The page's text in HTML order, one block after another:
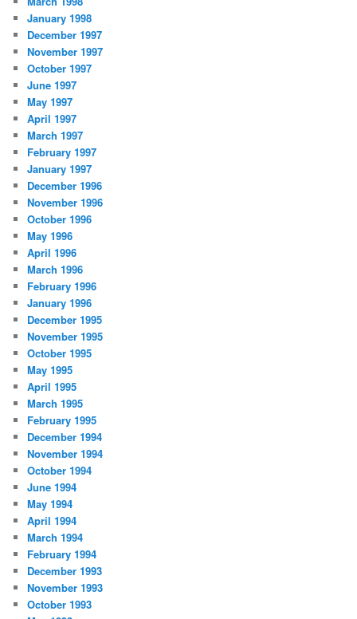
January 1998
December 1997
November 1997
October 1997
June 1997
May 1997
April 1997
March 1997
February 1997
January 1997
December 1996
November 1996
October 1996
May 1996
April 1996
March 1996
February 1996
January 1996
December 1995
November 1995
October 1995
May 1995
April 1995
March 1995
February 1995
December 1994
November 1994
October 1994
June 1994
May 1994
April 1994
March 1994
February 1994
December 1993
November 1993
October 1993